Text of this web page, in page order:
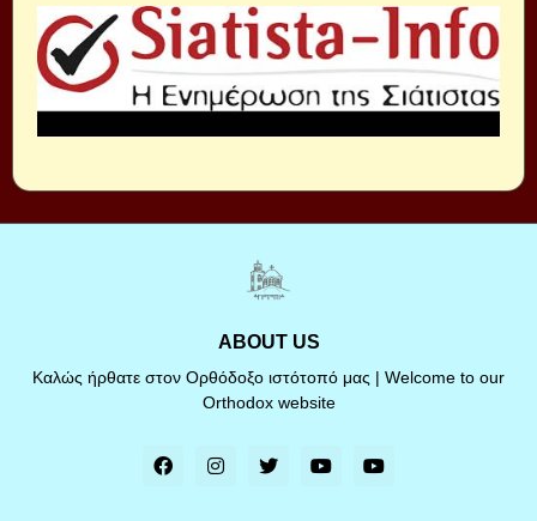
ABOUT US
Καλώς ήρθατε στον Ορθόδοξο ιστότοπό μας | Welcome to our
Orthodox website